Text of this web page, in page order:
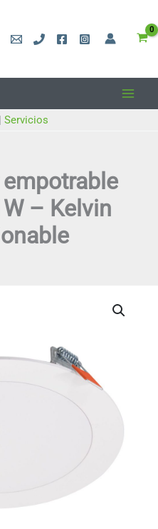
| Servicios
– Kelvin